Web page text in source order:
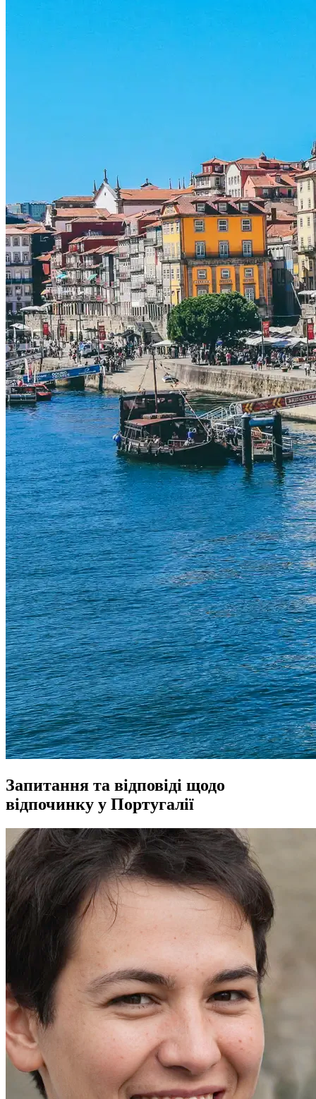
Запитання та відповіді щодо
відпочинку у Португалії